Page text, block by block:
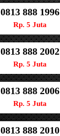
0813 888 1996
Rp. 5 Juta
0813 888 2002
Rp. 5 Juta
0813 888 2006
Rp. 5 Juta
0813 888 2010